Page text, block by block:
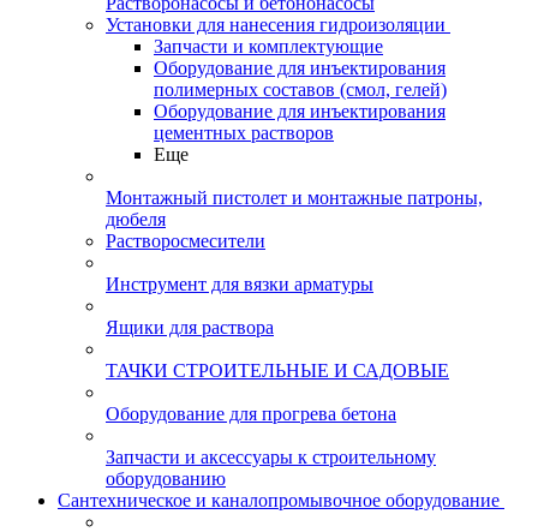
Установки для нанесения гидроизоляции
Запчасти и комплектующие
Оборудование для инъектирования
полимерных составов (смол, гелей)
Оборудование для инъектирования
цементных растворов
Еще
Монтажный пистолет и монтажные патроны,
дюбеля
Растворосмесители
Инструмент для вязки арматуры
Ящики для раствора
ТАЧКИ СТРОИТЕЛЬНЫЕ И САДОВЫЕ
Оборудование для прогрева бетона
Запчасти и аксессуары к строительному
оборудованию
Сантехническое и каналопромывочное оборудование